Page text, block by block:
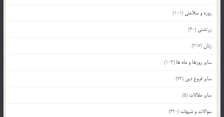
روزه و سلامتی (101)
زرتشتی (40)
زنان(317)
سایر روزها و ماه ها (103)
سایر فروع دین (72)
سایر مقالات (5)
سوالات و شبهات (420)